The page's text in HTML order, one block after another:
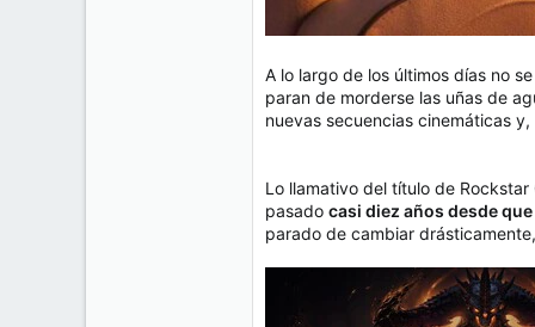
A lo largo de los últimos días no
paran de morderse las uñas de
nuevas secuencias cinemáticas
Lo llamativo del título de
pasado casi diez años desde
parado de cambiar